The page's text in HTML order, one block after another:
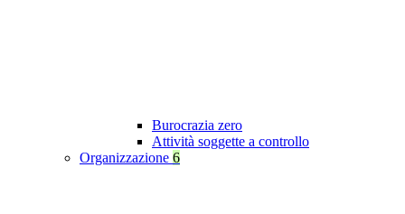
Burocrazia zero
Attività soggette a controllo
Organizzazione 6